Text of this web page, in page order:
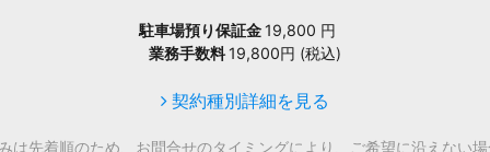
駐車場預り保証金 19,800 円
業務手数料 19,800円 (税込)
契約種別詳細を見る
は先着順のため、お問合せのタイミングにより、ご希望に沿えない場